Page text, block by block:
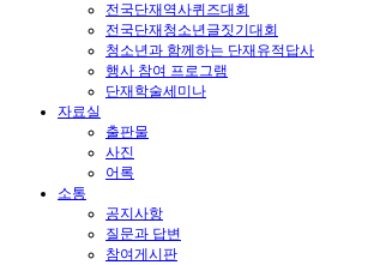
전국단재역사퀴즈대회
전국단재청소년글짓기대회
청소년과 함께하는 단재유적답사
행사 참여 프로그램
단재학술세미나
자료실
출판물
사진
어록
소통
공지사항
질문과 답변
참여게시판